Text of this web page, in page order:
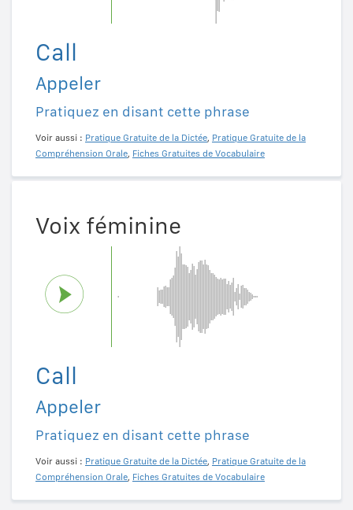
Call
Appeler
Pratiquez en disant cette phrase
Voir aussi : Pratique Gratuite de la Dictée, Pratique Gratuite de la
Compréhension Orale, Fiches Gratuites de Vocabulaire
Voix féminine
Call
Appeler
Pratiquez en disant cette phrase
Voir aussi : Pratique Gratuite de la Dictée, Pratique Gratuite de la
Compréhension Orale, Fiches Gratuites de Vocabulaire